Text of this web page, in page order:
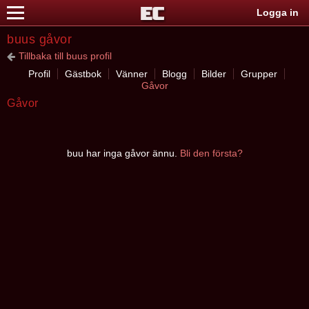
Logga in
buus gåvor
Tillbaka till buus profil
Profil
Gästbok Vänner Blogg Bilder
Grupper
Gåvor
Gåvor
buu har inga gåvor ännu. Bli den första?